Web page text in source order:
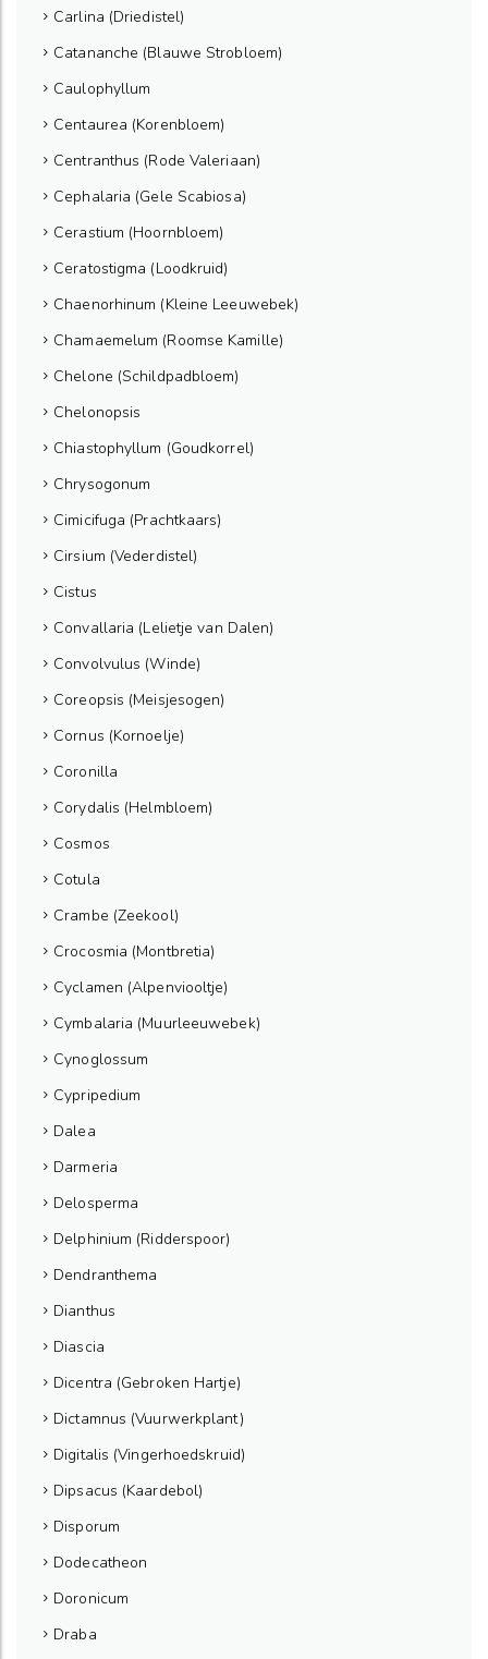
Carlina (Driedistel)
Catananche (Blauwe Strobloem)
Caulophyllum
Centaurea (Korenbloem)
Centranthus (Rode Valeriaan)
Cephalaria (Gele Scabiosa)
Cerastium (Hoornbloem)
Ceratostigma (Loodkruid)
Chaenorhinum (Kleine Leeuwebek)
Chamaemelum (Roomse Kamille)
Chelone (Schildpadbloem)
Chelonopsis
Chiastophyllum (Goudkorrel)
Chrysogonum
Cimicifuga (Prachtkaars)
Cirsium (Vederdistel)
Cistus
Convallaria (Lelietje van Dalen)
Convolvulus (Winde)
Coreopsis (Meisjesogen)
Cornus (Kornoelje)
Coronilla
Corydalis (Helmbloem)
Cosmos
Cotula
Crambe (Zeekool)
Crocosmia (Montbretia)
Cyclamen (Alpenviooltje)
Cymbalaria (Muurleeuwebek)
Cynoglossum
Cypripedium
Dalea
Darmeria
Delosperma
Delphinium (Ridderspoor)
Dendranthema
Dianthus
Diascia
Dicentra (Gebroken Hartje)
Dictamnus (Vuurwerkplant)
Digitalis (Vingerhoedskruid)
Dipsacus (Kaardebol)
Disporum
Dodecatheon
Doronicum
Draba